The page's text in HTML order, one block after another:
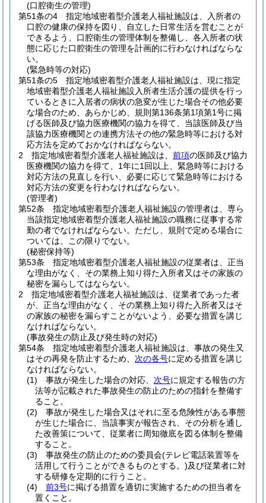
(口腔衛生の管理)
第51条の4
指定地域密着型介護老人福祉施設は、入所者の
口腔の健康の保持を図り、自立した日常生活を営むことが
できるよう、口腔衛生の管理体制を整備し、各入所者の状
態に応じた口腔衛生の管理を計画的に行わなければならな
い。
(緊急時等の対応)
第51条の5
指定地域密着型介護老人福祉施設は、現に指定
地域密着型介護老人福祉施設入所者生活介護の提供を行っ
ているときに入居者の病状の急変が生じた場合その他必要
な場合のため、あらかじめ、規則第136条第1項第1号に掲
げる医師及び協力医療機関の協力を得て、当該医師及び当
該協力医療機関との連携方法その他の緊急時等における対
応方法を定めておかなければならない。
2
指定地域密着型介護老人福祉施設は、 前項の医師及び協力
医療機関の協力を得て、1年に1回以上、緊急時等における
対応方法の見直しを行い、必要に応じて緊急時等における
対応方法の変更を行わなければならない。
(管理者)
第52条
指定地域密着型介護老人福祉施設の管理者は、専ら
当該指定地域密着型介護老人福祉施設の職務に従事する常
勤の者でなければならない。 ただし、規則で定める場合に
ついては、この限りでない。
(秘密保持等)
第53条
指定地域密着型介護老人福祉施設の従業者は、正当
な理由がなく、その業務上知り得た入所者又はその家族の
秘密を漏らしてはならない。
2
指定地域密着型介護老人福祉施設は、従業者であった者
が、正当な理由がなく、その業務上知り得た入所者又はそ
の家族の秘密を漏らすことがないよう、必要な措置を講じ
なければならない。
(事故発生の防止及び発生時の対応)
第54条
指定地域密着型介護老人福祉施設は、事故の発生又
はその再発を防止するため、 次の各号に定める措置を講じ
なければならない。
(1)
事故が発生した場合の対応、 次号に規定する報告の方
法等が記載された事故発生の防止のための指針を整備す
ること。
(2)
事故が発生した場合又はそれに至る危険性がある事態
が生じた場合に、当該事実が報告され、その分析を通し
た改善策について、従業者に周知徹底を図る体制を整備
すること。
(3)
事故発生の防止のための委員会(テレビ電話装置等を
活用して行うことができるものとする。)及び従業者に対
する研修を定期的に行うこと。
(4)
前3号に掲げる措置を適切に実施するための担当者を
置くこと。